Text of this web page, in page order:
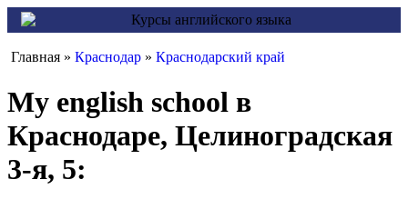
Главная » Краснодар » Краснодарский край
My english school в
Краснодаре, Целиноградская
3-я, 5: